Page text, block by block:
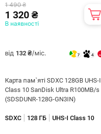
1 490 ₴
1 320 ₴
В наявності
від 132 ₴/міс. 7 4
Карта пам`яті SDXC 128GB UHS-I
Class 10 SanDisk Ultra R100MB/s
(SDSDUNR-128G-GN3IN)
SDXC 128 ГБ UHS-I Class 10